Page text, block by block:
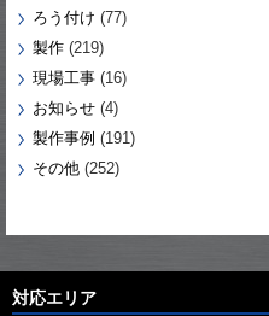
ろう付け (77)
製作 (219)
現場工事 (16)
お知らせ (4)
製作事例 (191)
その他 (252)
対応エリア